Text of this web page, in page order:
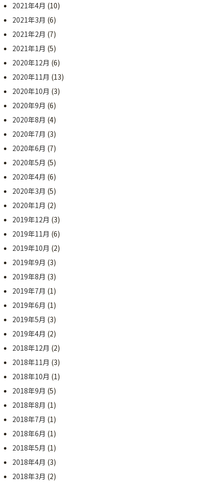
2021年4月 (10)
2021年3月 (6)
2021年2月 (7)
2021年1月 (5)
2020年12月 (6)
2020年11月 (13)
2020年10月 (3)
2020年9月 (6)
2020年8月 (4)
2020年7月 (3)
2020年6月 (7)
2020年5月 (5)
2020年4月 (6)
2020年3月 (5)
2020年1月 (2)
2019年12月 (3)
2019年11月 (6)
2019年10月 (2)
2019年9月 (3)
2019年8月 (3)
2019年7月 (1)
2019年6月 (1)
2019年5月 (3)
2019年4月 (2)
2018年12月 (2)
2018年11月 (3)
2018年10月 (1)
2018年9月 (5)
2018年8月 (1)
2018年7月 (1)
2018年6月 (1)
2018年5月 (1)
2018年4月 (3)
2018年3月 (2)